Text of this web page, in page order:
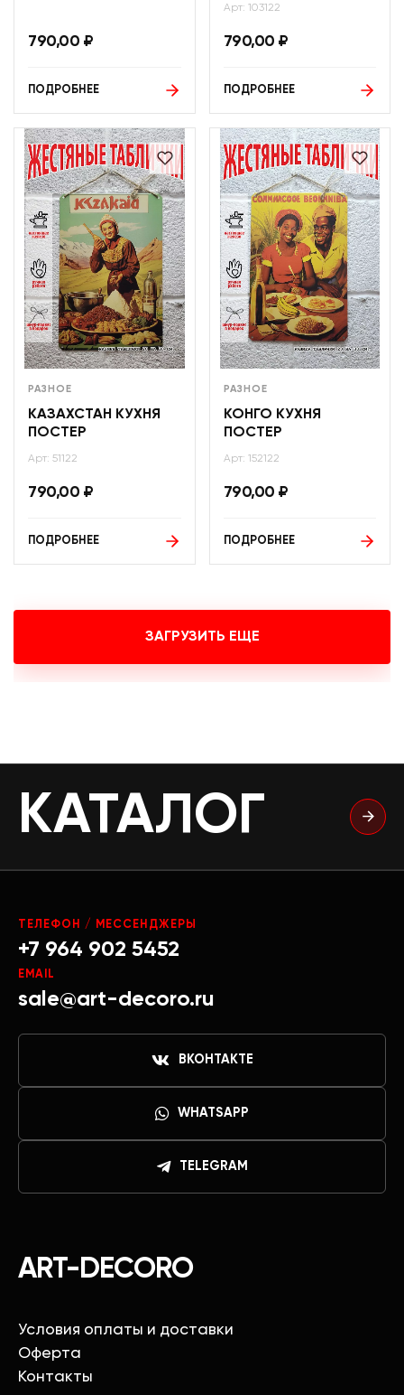
790,00 ₽
ПОДРОБНЕЕ
Арт: 103122
790,00 ₽
ПОДРОБНЕЕ
РАЗНОЕ
КАЗАХСТАН КУХНЯ
ПОСТЕР
Арт: 51122
790,00 ₽
ПОДРОБНЕЕ
РАЗНОЕ
КОНГО КУХНЯ
ПОСТЕР
Арт: 152122
790,00 ₽
ПОДРОБНЕЕ
ЗАГРУЗИТЬ ЕЩЕ
КАТАЛОГ
ART-DECORO
Условия оплаты и доставки
Оферта
Контакты
ТЕЛЕФОН / МЕССЕНДЖЕРЫ
+7 964 902 5452
EMAIL
sale@art-decoro.ru
ВКОНТАКТЕ
WHATSAPP
TELEGRAM